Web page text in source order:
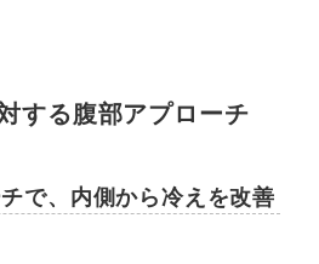
する腹部アプローチ
で、内側から冷えを改善